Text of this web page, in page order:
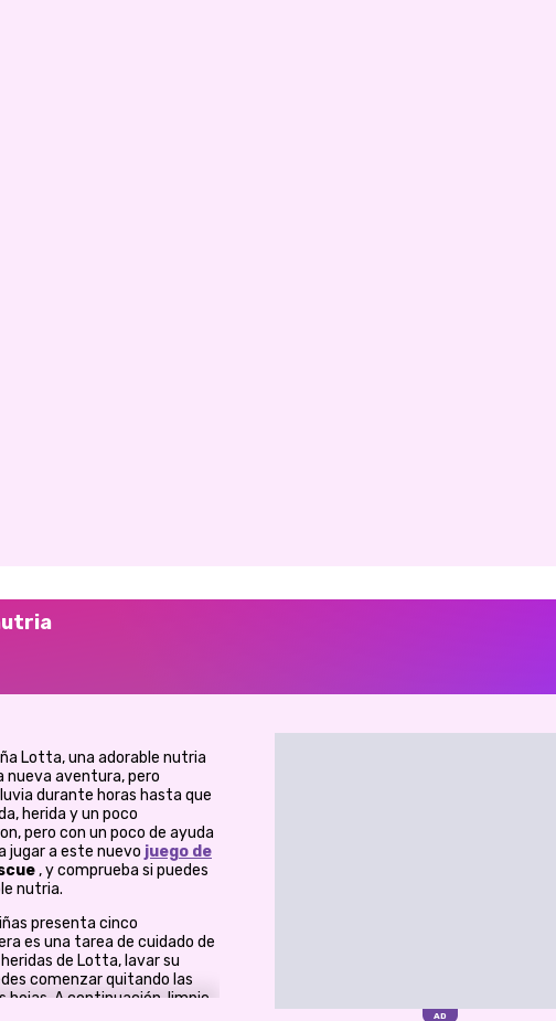
Lotta, una adorable nutria
nueva aventura, pero
durante horas hasta que
herida y un poco
pero con un poco de ayuda
jugar a este nuevo juego de
, y comprueba si puedes
nutria.
presenta cinco
es una tarea de cuidado de
de Lotta, lavar su
comenzar quitando las
hojas. A continuación, limpie